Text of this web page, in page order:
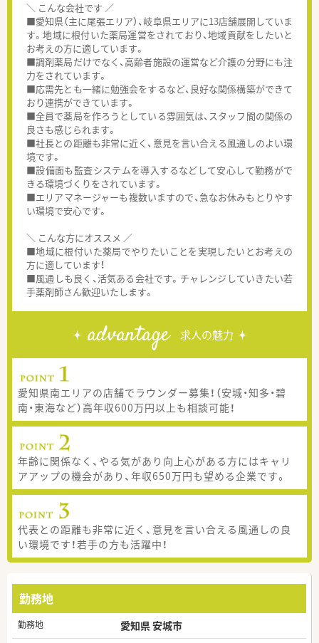
＼ こんな会社です ／
■愛知県（主に尾張エリア）、岐阜県エリアに13店舗展開していま
す。地域に根付いた薬局運営をされており、地域貢献をしたいと
お考えの方に適しています。
■調剤薬局だけでなく、高齢者施設の運営など介護の分野にも注
力をされています。
■応需先とも一緒に勉強会をするなど、良好な関係構築ができて
おり連携ができています。
■全員で薬局を作ろうとしている雰囲気は、スタッフ間の関係の
良さも感じられます。
■社長との距離も非常に近く、意見を言い合える風通しのよい環
境です。
■設備面も監査システムを導入するなどして安心して勤務がで
きる環境づくりをされています。
■エリアマネージャーも複数いますので、急なお休みもとりやす
い環境で安心です。
＼ こんな方にオススメ ／
■地域に根付いた薬局でやりたいことを実現したいとお考えの
方に適しています！
■風通しも良く、活気ある会社です。チャレンジしていきたい若
手薬剤師さん歓迎いたします。
advantage 求人の魅力
愛知県南エリアの店舗でラウンダー募集！（安城・知多・碧
南・東海など）高年収600万円以上も相談可能！
年齢に関係なく、やる気があり向上心がある方にはキャリ
アアップの機会があり、年収650万円も望める企業です。
代表との距離も非常に近く、意見を言い合える風通しの良
い環境です！若手の方も活躍中！
勤務地
勤務地 愛知県 安城市